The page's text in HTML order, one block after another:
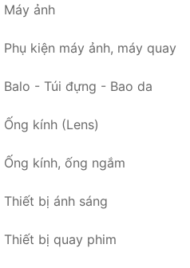
Máy ảnh
Phụ kiện máy ảnh, máy quay
Balo - Túi đựng - Bao da
Ống kính (Lens)
Ống kính, ống ngắm
Thiết bị ánh sáng
Thiết bị quay phim